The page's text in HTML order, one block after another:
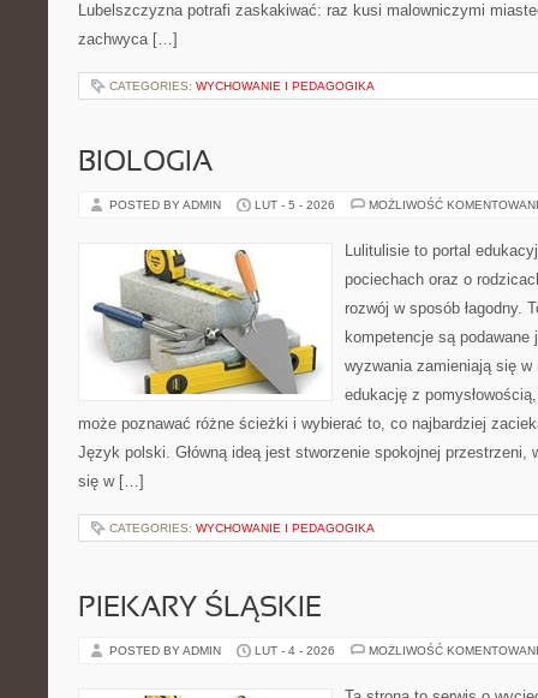
Lubelszczyzna potrafi zaskakiwać: raz kusi malowniczymi
zachwyca […]
CATEGORIES: WYCHOWANIE I PEDAGOGIKA
BIOLOGIA
POSTED BY ADMIN LUT - 5 - 2026 MOŻLIWOŚĆ
Lulitulisie to portal
pociechach oraz o
rozwój w sposób łagodny.
kompetencje są
wyzwania zamieniają się w
edukację z
może poznawać różne ścieżki i wybierać to, co najbardziej
Język polski. Główną ideą jest stworzenie spokojnej przestrzeni,
się w […]
CATEGORIES: WYCHOWANIE I PEDAGOGIKA
PIEKARY ŚLĄSKIE
POSTED BY ADMIN LUT - 4 - 2026 MOŻLIWOŚĆ